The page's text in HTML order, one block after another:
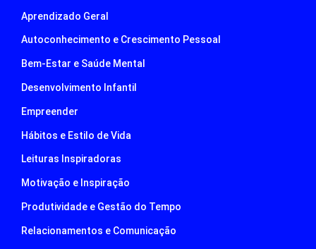
Aprendizado Geral
Autoconhecimento e Crescimento Pessoal
Bem-Estar e Saúde Mental
Desenvolvimento Infantil
Empreender
Hábitos e Estilo de Vida
Leituras Inspiradoras
Motivação e Inspiração
Produtividade e Gestão do Tempo
Relacionamentos e Comunicação